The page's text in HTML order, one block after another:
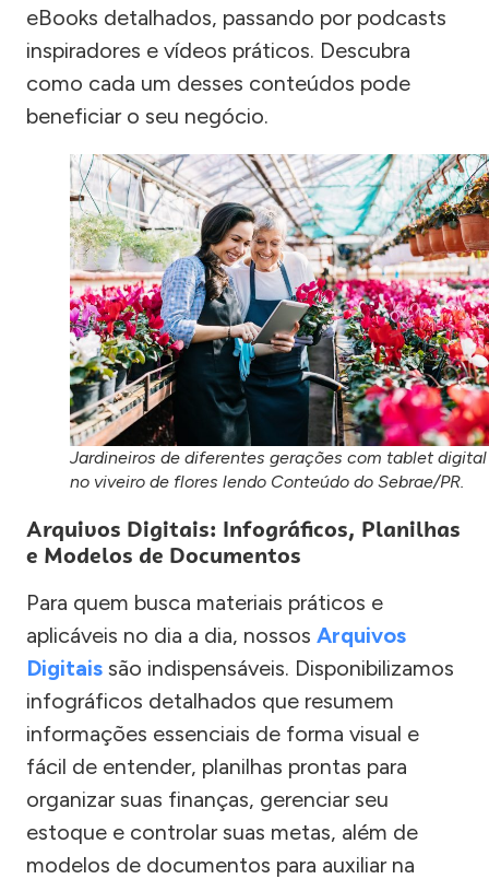
eBooks detalhados, passando por podcasts
inspiradores e vídeos práticos. Descubra
como cada um desses conteúdos pode
beneficiar o seu negócio.
Jardineiros de diferentes gerações com tablet digital
no viveiro de flores lendo Conteúdo do Sebrae/PR.
Arquivos Digitais: Infográficos, Planilhas
e Modelos de Documentos
Para quem busca materiais práticos e
aplicáveis no dia a dia, nossos Arquivos
Digitais são indispensáveis. Disponibilizamos
infográficos detalhados que resumem
informações essenciais de forma visual e
fácil de entender, planilhas prontas para
organizar suas finanças, gerenciar seu
estoque e controlar suas metas, além de
modelos de documentos para auxiliar na